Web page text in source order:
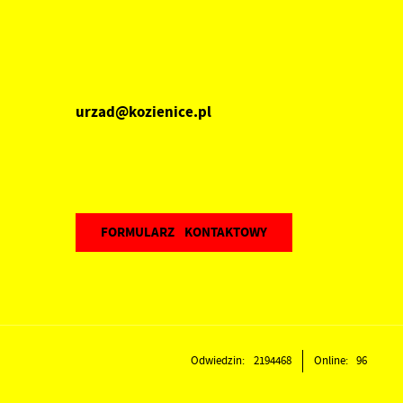
urzad@kozienice.pl
FORMULARZ KONTAKTOWY
Odwiedzin: 2194468 Online: 96